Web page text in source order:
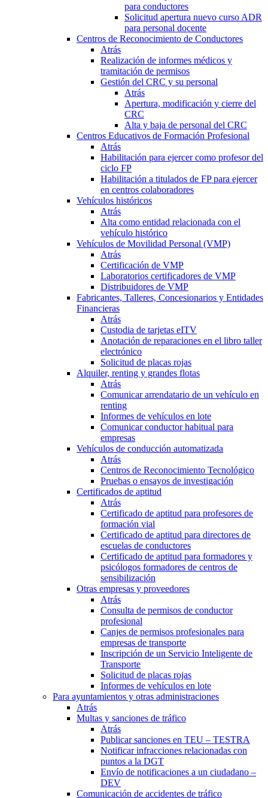
para conductores
Solicitud apertura nuevo curso ADR
para personal docente
Centros de Reconocimiento de Conductores
Atrás
Realización de informes médicos y
tramitación de permisos
Gestión del CRC y su personal
Atrás
Apertura, modificación y cierre del
CRC
Alta y baja de personal del CRC
Centros Educativos de Formación Profesional
Atrás
Habilitación para ejercer como profesor del
ciclo FP
Habilitación a titulados de FP para ejercer
en centros colaboradores
Vehículos históricos
Atrás
Alta como entidad relacionada con el
vehículo histórico
Vehículos de Movilidad Personal (VMP)
Atrás
Certificación de VMP
Laboratorios certificadores de VMP
Distribuidores de VMP
Fabricantes, Talleres, Concesionarios y Entidades
Financieras
Atrás
Custodia de tarjetas eITV
Anotación de reparaciones en el libro taller
electrónico
Solicitud de placas rojas
Alquiler, renting y grandes flotas
Atrás
Comunicar arrendatario de un vehículo en
renting
Informes de vehículos en lote
Comunicar conductor habitual para
empresas
Vehículos de conducción automatizada
Atrás
Centros de Reconocimiento Tecnológico
Pruebas o ensayos de investigación
Certificados de aptitud
Atrás
Certificado de aptitud para profesores de
formación vial
Certificado de aptitud para directores de
escuelas de conductores
Certificado de aptitud para formadores y
psicólogos formadores de centros de
sensibilización
Otras empresas y proveedores
Atrás
Consulta de permisos de conductor
profesional
Canjes de permisos profesionales para
empresas de transporte
Inscripción de un Servicio Inteligente de
Transporte
Solicitud de placas rojas
Informes de vehículos en lote
Para ayuntamientos y otras administraciones
Atrás
Multas y sanciones de tráfico
Atrás
Publicar sanciones en TEU – TESTRA
Notificar infracciones relacionadas con
puntos a la DGT
Envío de notificaciones a un ciudadano –
DEV
Comunicación de accidentes de tráfico